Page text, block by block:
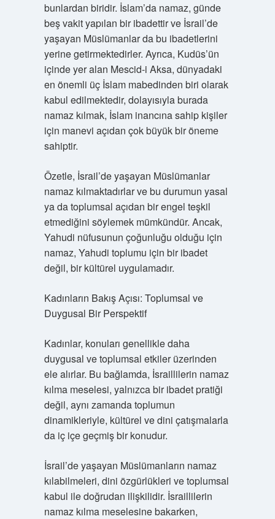
bunlardan biridir. İslam’da namaz, günde
beş vakit yapılan bir ibadettir ve İsrail’de
yaşayan Müslümanlar da bu ibadetlerini
yerine getirmektedirler. Ayrıca, Kudüs’ün
içinde yer alan Mescid-i Aksa, dünyadaki
en önemli üç İslam mabedinden biri olarak
kabul edilmektedir, dolayısıyla burada
namaz kılmak, İslam inancına sahip kişiler
için manevi açıdan çok büyük bir öneme
sahiptir.
Özetle, İsrail’de yaşayan Müslümanlar
namaz kılmaktadırlar ve bu durumun yasal
ya da toplumsal açıdan bir engel teşkil
etmediğini söylemek mümkündür. Ancak,
Yahudi nüfusunun çoğunluğu olduğu için
namaz, Yahudi toplumu için bir ibadet
değil, bir kültürel uygulamadır.
Kadınların Bakış Açısı: Toplumsal ve
Duygusal Bir Perspektif
Kadınlar, konuları genellikle daha
duygusal ve toplumsal etkiler üzerinden
ele alırlar. Bu bağlamda, İsraillilerin namaz
kılma meselesi, yalnızca bir ibadet pratiği
değil, aynı zamanda toplumun
dinamikleriyle, kültürel ve dini çatışmalarla
da iç içe geçmiş bir konudur.
İsrail’de yaşayan Müslümanların namaz
kılabilmeleri, dini özgürlükleri ve toplumsal
kabul ile doğrudan ilişkilidir. İsraillilerin
namaz kılma meselesine bakarken,